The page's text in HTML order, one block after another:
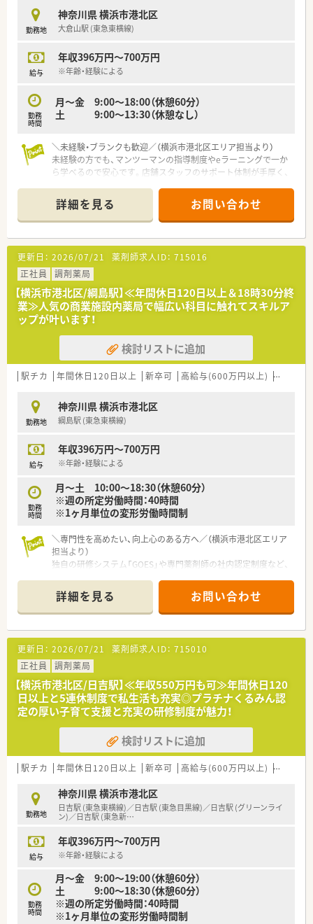
にしながら働ける方にぴったりです。
【法人特徴について】
に根ざした医療を提供しています。
■東急東横線とJR横浜線が乗り入れる駅の近くに位置し、非常
■地域のかかりつけ薬局として質の高い薬事サービスを提供し、
健康維持に寄与することを目指しています。
■30代半ばで実務経験をお持ちの方の場合、想定年収は530万円
程度としっかりとした提示が可能です。
■このモデル年収には基本給に加えて月10時間程度の残業手当
■これまでのご経験やスキルを十分に考慮して給与額が決定さ
れるため、納得感を持ってスタートできます。
勤務地
神奈川県 横浜市港北区
大倉山駅 (東急東横線)
給与
年収396万円～700万円
※年齢・経験による
勤務
時間
月〜金 9:00〜18:00（休憩60分）
土 9:00〜13:30（休憩なし）
＼未経験・ブランクも歓迎／（横浜市港北区エリア担当より）
未経験の方でも、マンツーマンの指導制度やeラーニングで一か
ら学べるので安心です。店舗スタッフのサポート体制が手厚く、
【店舗情報と応需状況について】
■大倉山駅から徒歩7分の好立地にあり、近隣の総合病院から多
科目の処方箋を1日平均50枚ほど応需している店舗です。
■内科や眼科に加えて精神科や脳外科など多岐にわたる科目を
扱っており、薬剤師として幅広い知識を習得できます。
■全店でピッキングサポートシステムを導入しているため、調剤
ミスを未然に防ぎながら安全に業務へ取り組めます。
【法人特徴について】
■全国43都道府県に店舗を展開する大手チェーンで、医療機関
との強固な医薬連携を強みとしている安定した法人です。
■健康サポート薬局の届出数で全国1位の実績を誇り、地域住民
の健康増進に貢献するかかりつけ機能を重視しています。
■育児支援に力を入れており、高い水準でサポートを行う企業と
【想定される業務内容】
■近隣の総合病院から受け付ける多科目の処方箋調剤を中心に、
■地域密着型のかかりつけ薬剤師として、患者様の健康相談や在
宅医療への対応など幅広い業務に携わることが可能です。
的かつ安全性の高い調剤業務を実践していただきます。
詳細を見る お問い合わせ
更新日： 2026/07/21 薬剤師求人ID： 715016
正社員
調剤薬局
【横浜市港北区/綱島駅】≪年間休日120日以上＆18時30分終
業≫人気の商業施設内薬局で幅広い科目に触れてスキルア
ップが叶います！
検討リストに追加
駅チカ 年間休日120日以上 新卒可 高給与(600万円以上) 認定薬
勤務地
神奈川県 横浜市港北区
綱島駅 (東急東横線)
給与
年収396万円～700万円
※年齢・経験による
勤務
時間
月〜土 10:00〜18:30（休憩60分）
※週の所定労働時間：40時間
※1ヶ月単位の変形労働時間制
＼専門性を高めたい、向上心のある方へ／（横浜市港北区エリア
担当より）
独自の研修システム「GOES」や専門薬剤師の社内認定制度など、
きたい方に、自信を持っておすすめします。
【店舗情報と応需状況について】
■綱島駅からバスで15分の場所にある商業施設内の薬局で、内
科や小児科など複数の科目を広範に応需しているのが特徴で
す。
■処方箋枚数は1日20枚程度と落ち着いており、患者様一人ひと
りと丁寧に向き合いながら服薬指導を行える環境が整っていま
す。
■商業施設内という立地から仕事帰りの買い物にも非常に便利
で、天候に左右されずに通勤ができる点も大きな魅力の一つで
す。
【法人特徴について】
■福岡県に本社を置き全国43都道府県に店舗を展開しており、
す。
■健康サポート薬局の届出数が全国1位という実績を誇り、地域
の方々の健康維持に積極的に貢献している安定した経営基盤が
■子育て支援企業として「プラチナくるみん」の認定を受けてお
り、男女問わず育児休暇の取得実績があるなどサポートが手厚い
【想定されるキャリアイメージ】
■独自の研修プログラムを活用して段階的にレベルアップを図
り、専門薬剤師や認定薬剤師などの資格取得を目指すことが可能
詳細を見る お問い合わせ
更新日： 2026/07/21 薬剤師求人ID： 715010
正社員
調剤薬局
【横浜市港北区/日吉駅】≪年収550万円も可≫年間休日120
日以上と5連休制度で私生活も充実◎プラチナくるみん認
定の厚い子育て支援と充実の研修制度が魅力！
検討リストに追加
駅チカ 年間休日120日以上 新卒可 高給与(600万円以上) 認定薬
勤務地
神奈川県 横浜市港北区
日吉駅 (東急東横線)／日吉駅 (東急目黒線)／日吉駅 (グリーンライ
ン)／日吉駅 (東急新…
給与
年収396万円～700万円
※年齢・経験による
勤務
時間
月〜金 9:00〜19:00（休憩60分）
土 9:00〜18:30（休憩60分）
※週の所定労働時間：40時間
※1ヶ月単位の変形労働時間制